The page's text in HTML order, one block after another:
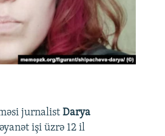
jurnalist Darya
işi üzrə 12 il